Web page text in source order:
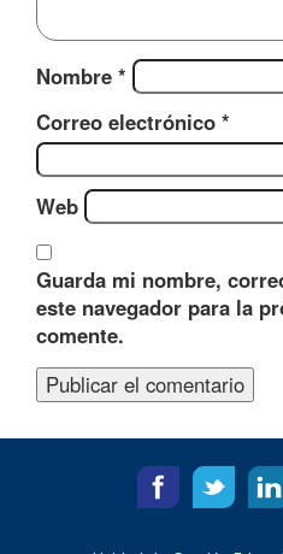
Nombre *
Correo electrónico *
Web
Guarda mi nombre,
este navegador para la
comente.